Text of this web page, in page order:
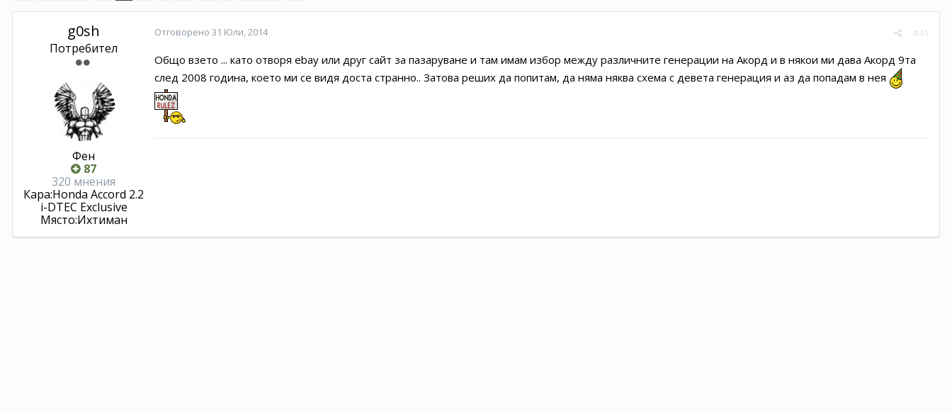
g0sh
Потребител
Фен
87
320 мнения
Кара:Honda Accord 2.2
i-DTEC Exclusive
Място:Ихтиман
#41
Отговорено 31 Юли, 2014
Общо взето ... като отворя ebay или друг сайт за пазаруване и там имам избор между различните генерации на Акорд и в някои ми дава Акорд 9та
след 2008 година, което ми се видя доста странно.. Затова реших да попитам, да няма няква схема с девета генерация и аз да попадам в нея